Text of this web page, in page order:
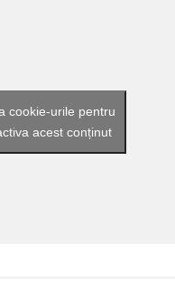
cookie-urile pentru
acest conținut